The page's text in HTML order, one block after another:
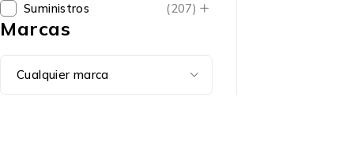
Suministros
(207)
Marcas